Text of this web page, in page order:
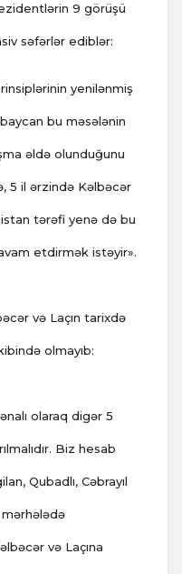
9 görüşü
səfərlər ediblər:
yenilənmiş
bu məsələnin
əldə olunduğunu
5 il ərzində Kəlbəcər
tərəfi yenə də bu
etdirmək istəyir».
və Laçın tarixdə
olmayıb:
olaraq digər 5
Biz hesab
Qubadlı, Cəbrayıl
mərhələdə
və Laçına